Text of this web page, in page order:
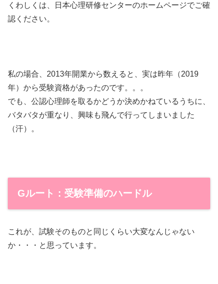
くわしくは、日本心理研修センターのホームページでご確
認ください。
私の場合、2013年開業から数えると、実は昨年（2019
年）から受験資格があったのです。。。
でも、公認心理師を取るかどうか決めかねているうちに、
バタバタが重なり、興味も飛んで行ってしまいました
（汗）。
Gルート：受験準備のハードル
これが、試験そのものと同じくらい大変なんじゃない
か・・・と思っています。